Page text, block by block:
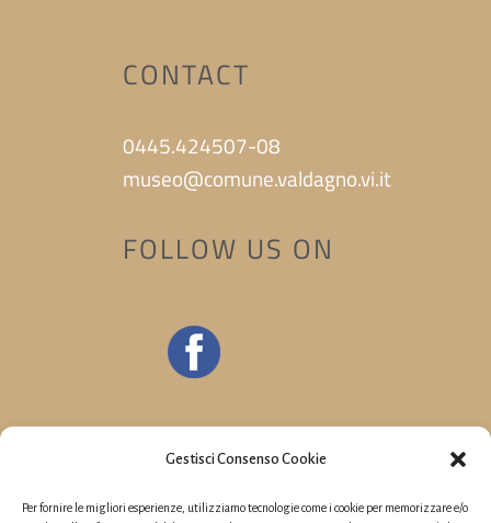
Gestisci Consenso Cookie
Per fornire le migliori esperienze, utilizziamo tecnologie come i cookie per memorizzare e/o
CONTACT
0445.424507-08
museo@comune.valdagno.vi.it
FOLLOW US ON